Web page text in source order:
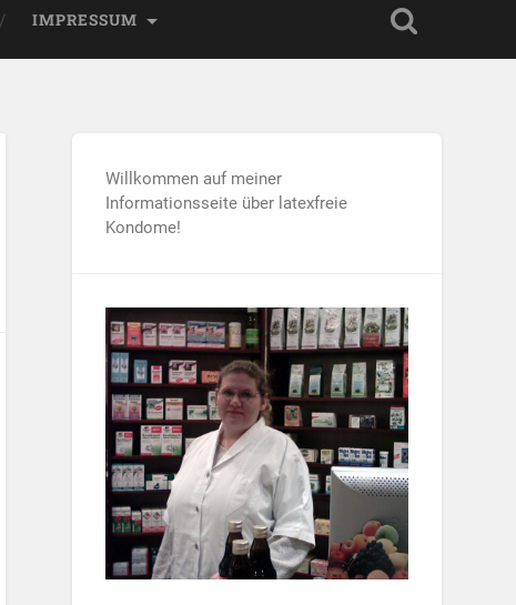
IMPRESSUM
Willkommen auf meiner
Informationsseite über latexfreie
Kondome!